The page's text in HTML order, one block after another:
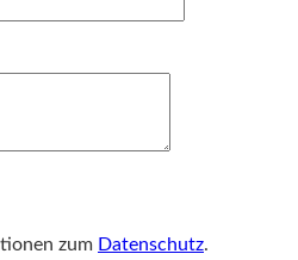
zum Datenschutz.